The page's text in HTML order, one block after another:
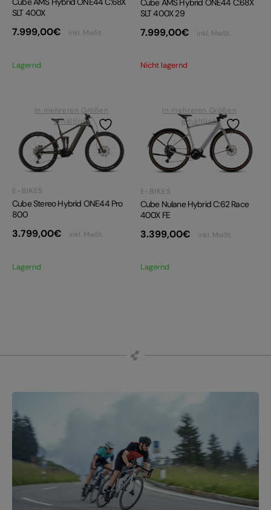
SLT 400X
7.999,00€ inkl. MwSt.
Lagernd
Cube AMS Hybrid ONE44 C:68X
SLT 400X 29
7.999,00€ inkl. MwSt.
Nicht lagernd
In mehreren Größen
erhältlich
E-BIKES
Cube Stereo Hybrid ONE44 Pro
800
3.799,00€ inkl. MwSt.
Lagernd
In mehreren Größen
erhältlich
E-BIKES
Cube Nulane Hybrid C:62 Race
400X FE
3.399,00€ inkl. MwSt.
Lagernd